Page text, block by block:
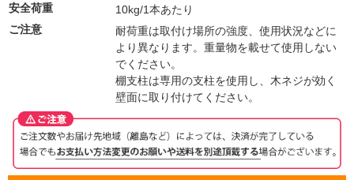
安全荷重
10kg/1本あたり
ご注意
耐荷重は取付け場所の強度、使用状況などに
より異なります。重量物を載せて使用しない
でください。
棚支柱は専用の支柱を使用し、木ネジが効く
壁面に取り付けてください。